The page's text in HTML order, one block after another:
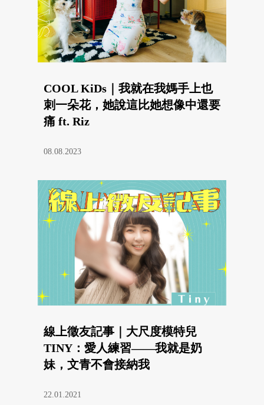
COOL KiDs｜我就在我媽手上也
刺一朵花，她說這比她想像中還要
痛 ft. Riz
08.08.2023
線上徵友記事｜大尺度模特兒
TINY：愛人練習——我就是奶
妹，文青不會接納我
22.01.2021